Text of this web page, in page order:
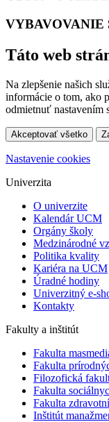
VYBAVOVANIE
Táto web
Na zlepšenie našich
informácie o tom, ako
odmietnuť nastavením
Akceptovať všetko
Nastavenie cookies
Univerzita
O univerzite
Kalendár UCM
Orgány školy
Medzinárodné
Politika kvality
Kariéra na UCM
Úradné hodiny
Univerzitný e-
Kontakty
Fakulty a inštitút
Fakulta
Fakulta
Filozofická
Fakulta
Fakulta
Inštitút